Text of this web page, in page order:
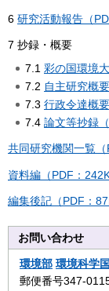
6 研究活動報告（
7 抄録・概要
7.1 彩の国環境
7.2 自主研究概要
7.3 行政令達概
7.4 論文等抄録
共同研究機関一覧（
資料編（PDF：
編集後記（PDF：
お問い合わせ
環境部 環境科学
郵便番号347-